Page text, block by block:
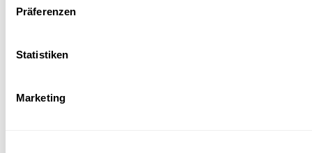
Präferenzen
Statistiken
Marketing
Superfund.